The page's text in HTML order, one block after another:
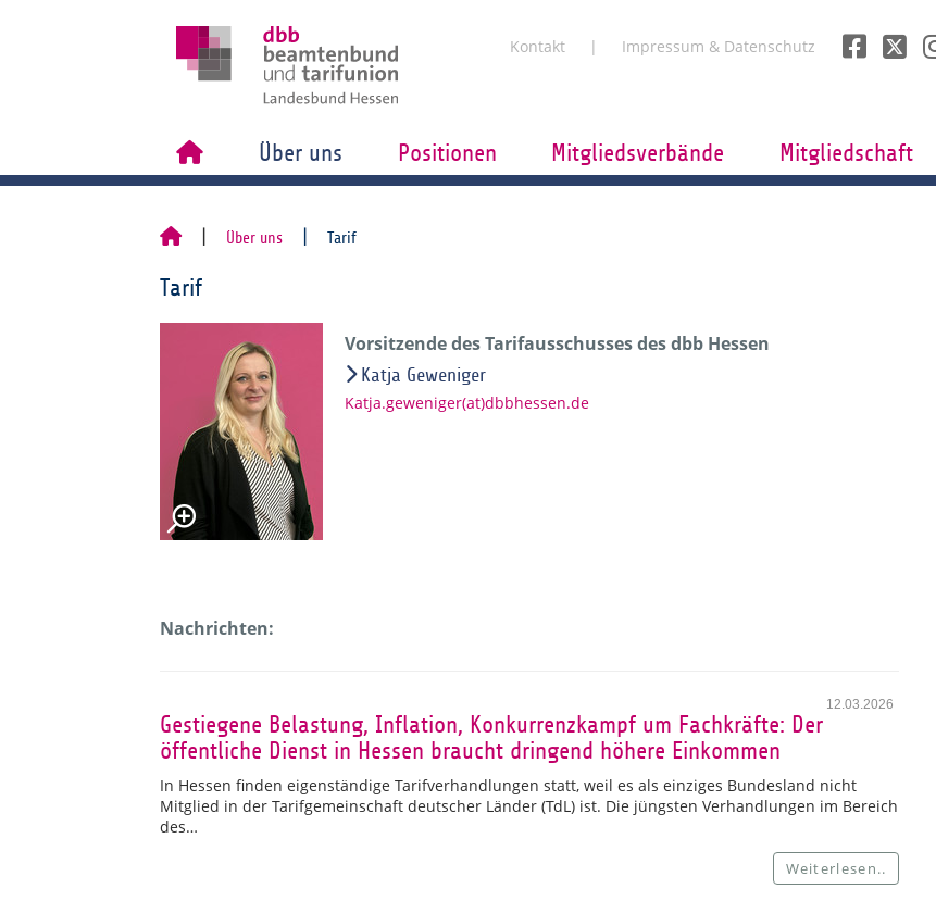
Kontakt Impressum & Datenschutz
Über uns Positionen Mitgliedsverbände Mitgliedschaft
Über uns Tarif
Tarif
Vorsitzende des Tarifausschusses des dbb Hessen
Katja Geweniger
Katja.geweniger(at)dbbhessen.de
Nachrichten:
12.03.2026
Gestiegene Belastung, Inflation, Konkurrenzkampf um Fachkräfte: Der
öffentliche Dienst in Hessen braucht dringend höhere Einkommen
In Hessen finden eigenständige Tarifverhandlungen statt, weil es als einziges Bundesland nicht
Mitglied in der Tarifgemeinschaft deutscher Länder (TdL) ist. Die jüngsten Verhandlungen im Bereich
des…
Weiterlesen..